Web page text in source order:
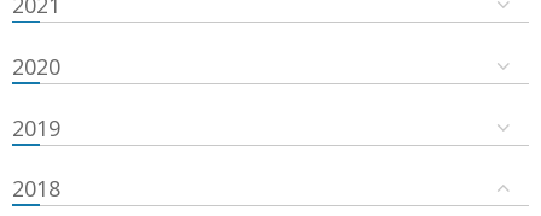
2020
2019
2018